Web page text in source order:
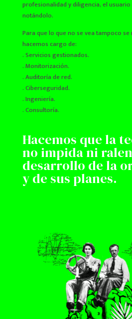
profesionalidad y diligencia, el
notándolo.
Para que lo que no se vea tampoco se
hacemos cargo de:
. Servicios gestionados.
. Monitorización.
. Auditoría de red.
. Ciberseguridad.
. Ingeniería.
. Consultoría.
Hacemos que la
no impida ni
desarrollo de la
y de sus planes.